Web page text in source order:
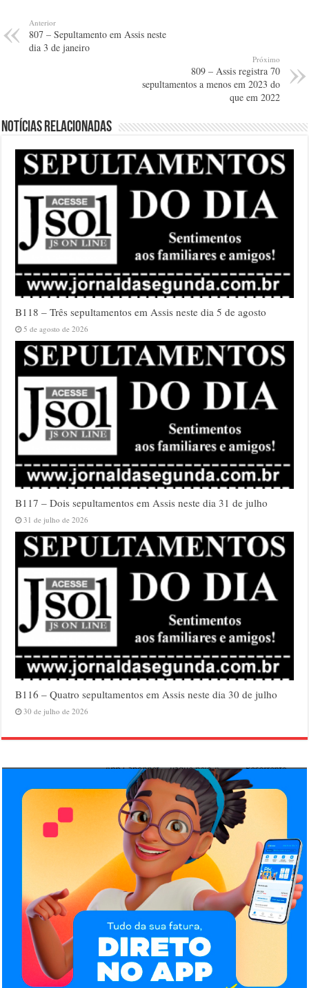
Anterior
807 – Sepultamento em Assis neste
dia 3 de janeiro
Próximo
809 – Assis registra 70
sepultamentos a menos em 2023 do
que em 2022
Notícias relacionadas
B118 – Três sepultamentos em Assis neste dia 5 de agosto
5 de agosto de 2026
B117 – Dois sepultamentos em Assis neste dia 31 de julho
31 de julho de 2026
B116 – Quatro sepultamentos em Assis neste dia 30 de julho
30 de julho de 2026